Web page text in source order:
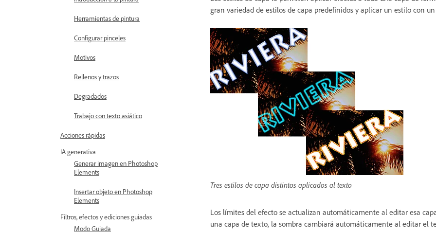
Herramientas de pintura
Configurar pinceles
Motivos
Rellenos y trazos
Degradados
Trabajo con texto asiático
Acciones rápidas
IA generativa
Generar imagen en Photoshop
Elements
Insertar objeto en Photoshop
Elements
Filtros, efectos y ediciones guiadas
Modo Guiada
gran variedad de estilos de capa predefinidos y aplicar un estilo con
Tres estilos de capa distintos aplicados al texto
Los límites del efecto se actualizan automáticamente al editar esa
una capa de texto, la sombra cambiará automáticamente al editar el